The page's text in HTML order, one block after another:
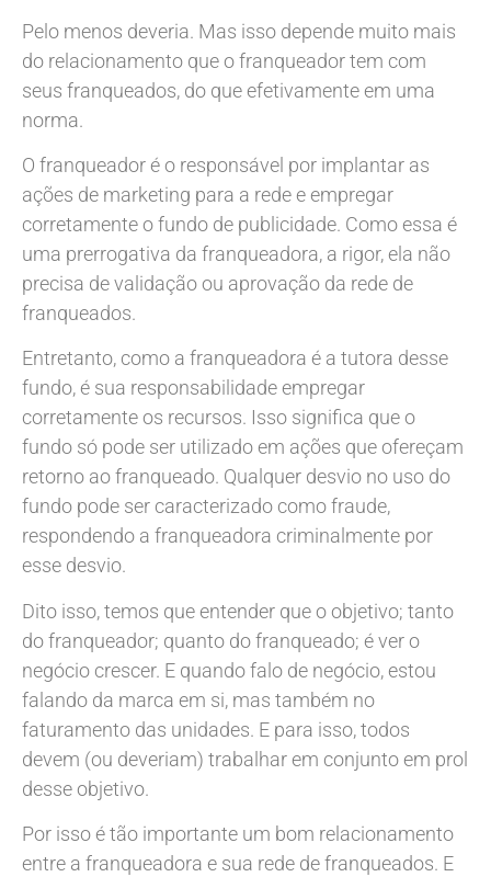
Pelo menos deveria. Mas isso depende muito mais
do relacionamento que o franqueador tem com
seus franqueados, do que efetivamente em uma
norma.
O franqueador é o responsável por implantar as
ações de marketing para a rede e empregar
corretamente o fundo de publicidade. Como essa é
uma prerrogativa da franqueadora, a rigor, ela não
precisa de validação ou aprovação da rede de
franqueados.
Entretanto, como a franqueadora é a tutora desse
fundo, é sua responsabilidade empregar
corretamente os recursos. Isso significa que o
fundo só pode ser utilizado em ações que ofereçam
retorno ao franqueado. Qualquer desvio no uso do
fundo pode ser caracterizado como fraude,
respondendo a franqueadora criminalmente por
esse desvio.
Dito isso, temos que entender que o objetivo; tanto
do franqueador; quanto do franqueado; é ver o
negócio crescer. E quando falo de negócio, estou
falando da marca em si, mas também no
faturamento das unidades. E para isso, todos
devem (ou deveriam) trabalhar em conjunto em prol
desse objetivo.
Por isso é tão importante um bom relacionamento
entre a franqueadora e sua rede de franqueados. E